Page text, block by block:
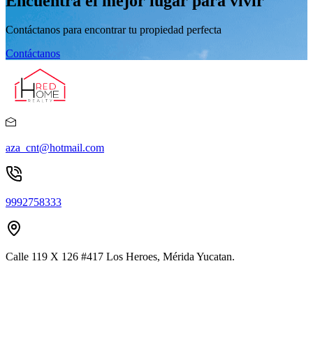
Contáctanos para encontrar tu propiedad perfecta
Contáctanos
aza_cnt@hotmail.com
9992758333
Calle 119 X 126 #417 Los Heroes, Mérida Yucatan.